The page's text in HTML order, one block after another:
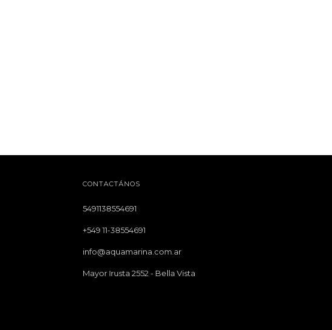
CONTACTÁNOS
5491138554691
+549 11-38554691
info@aquamarina.com.ar
Mayor Irusta 2552 - Bella Vista